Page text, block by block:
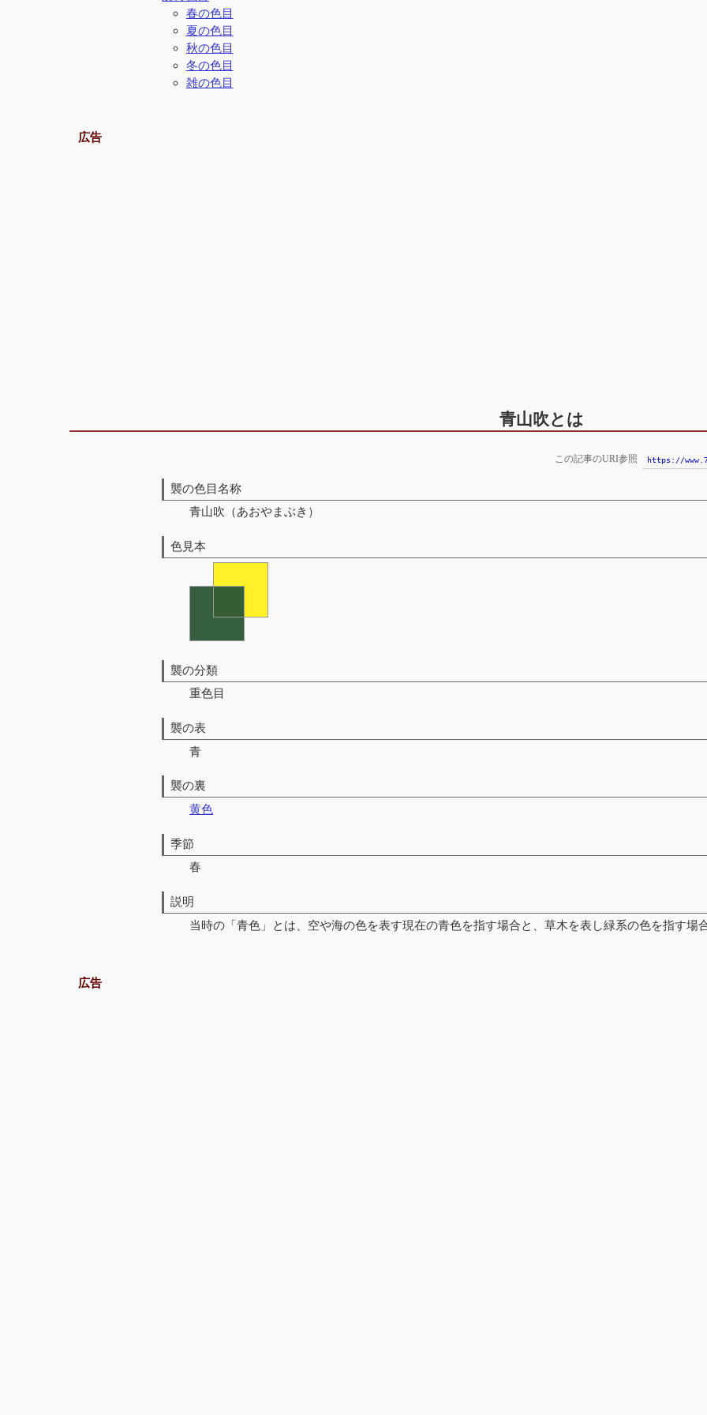
春の色目
夏の色目
秋の色目
冬の色目
雑の色目
広告
青山吹とは
この記事のURI参照
https://
襲の色目名称
青山吹（あおやまぶき）
色見本
襲の分類
重色目
襲の表
青
襲の裏
黄色
季節
春
説明
当時の「青色」とは、空や海の色を表す現在の青色を指す場合と、草木を表し緑系の色を指す場
広告